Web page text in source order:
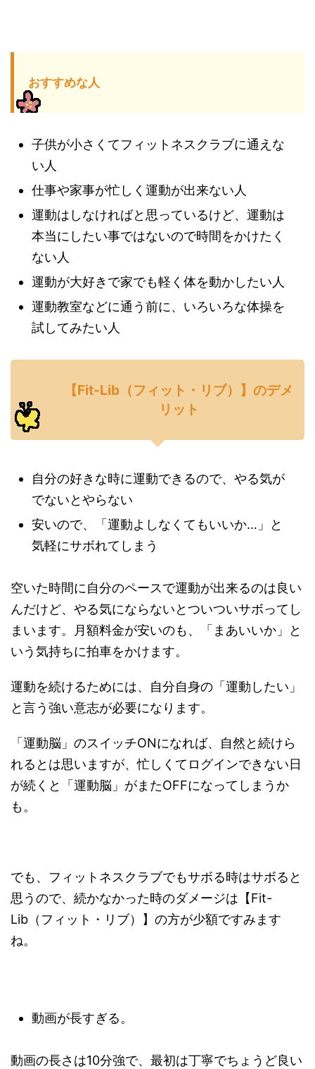
おすすめな人
子供が小さくてフィットネスクラブに通えな
い人
仕事や家事が忙しく運動が出来ない人
運動はしなければと思っているけど、運動は
本当にしたい事ではないので時間をかけたく
ない人
運動が大好きで家でも軽く体を動かしたい人
運動教室などに通う前に、いろいろな体操を
試してみたい人
【Fit-Lib（フィット・リブ）】のデメ
リット
自分の好きな時に運動できるので、やる気が
でないとやらない
安いので、「運動よしなくてもいいか…」と
気軽にサボれてしまう
空いた時間に自分のペースで運動が出来るのは良い
んだけど、やる気にならないとついついサボってし
まいます。月額料金が安いのも、「まあいいか」と
いう気持ちに拍車をかけます。
運動を続けるためには、自分自身の「運動したい」
と言う強い意志が必要になります。
「運動脳」のスイッチONになれば、自然と続けら
れるとは思いますが、忙しくてログインできない日
が続くと「運動脳」がまたOFFになってしまうか
も。
でも、フィットネスクラブでもサボる時はサボると
思うので、続かなかった時のダメージは【Fit-
Lib（フィット・リブ）】の方が少額ですみます
ね。
動画が長すぎる。
動画の長さは10分強で、最初は丁寧でちょうど良い